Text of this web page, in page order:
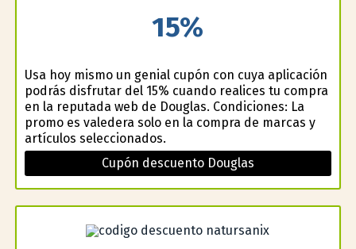
15%
Usa hoy mismo un genial cupón con cuya aplicación
podrás disfrutar del 15% cuando realices tu compra
en la reputada web de Douglas. Condiciones: La
promo es valedera solo en la compra de marcas y
artículos seleccionados.
Cupón descuento Douglas